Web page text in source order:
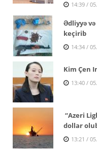
14:39 /
Ədliyyə
keçirib
14:34 /
Kim Çen
13:40 /
“Azeri
dollar
13:21 /